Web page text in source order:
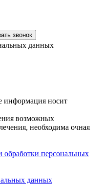
данных
информация носит
возможных
необходима очная
персональных
данных